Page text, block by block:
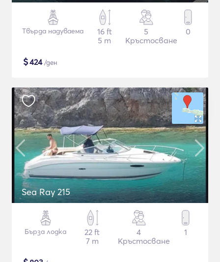
Твърда надуваема
16 ft
5 m
5
Кръстосване
0
$424/ден
Sea Ray 215
Бърза лодка
22 ft
7 m
4
Кръстосване
1